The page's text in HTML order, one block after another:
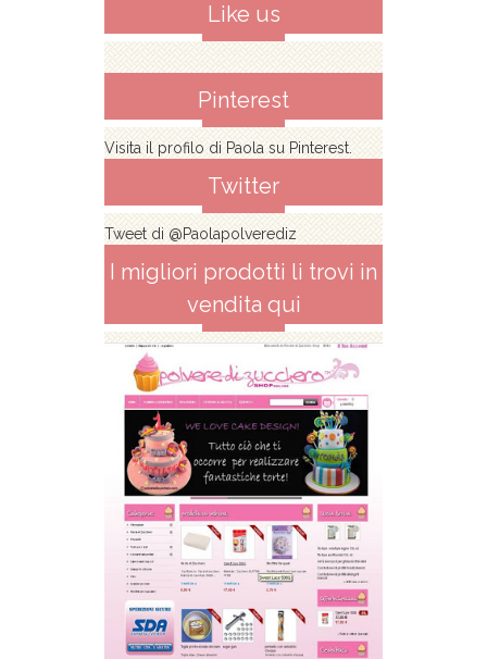
Like us
Pinterest
Visita il profilo di Paola su Pinterest.
Twitter
Tweet di @Paolapolverediz
I migliori prodotti li trovi in
vendita qui